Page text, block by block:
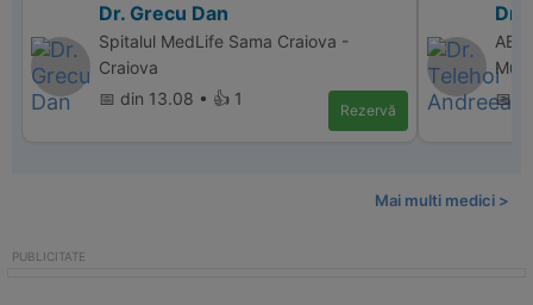
Dr. Grecu Dan
Spitalul MedLife Sama Craiova -
Craiova
📅 din 13.08 • 👍 1
Rezervă
Dr.
📅
Mai multi medici >